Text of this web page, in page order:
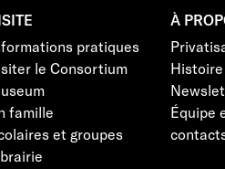
pratiques
le Consortium
famille
et groupes
À
Histoire
Équipe